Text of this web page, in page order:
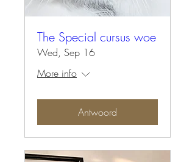
The Special cursus woe
Wed, Sep 16
More info
Antwoord